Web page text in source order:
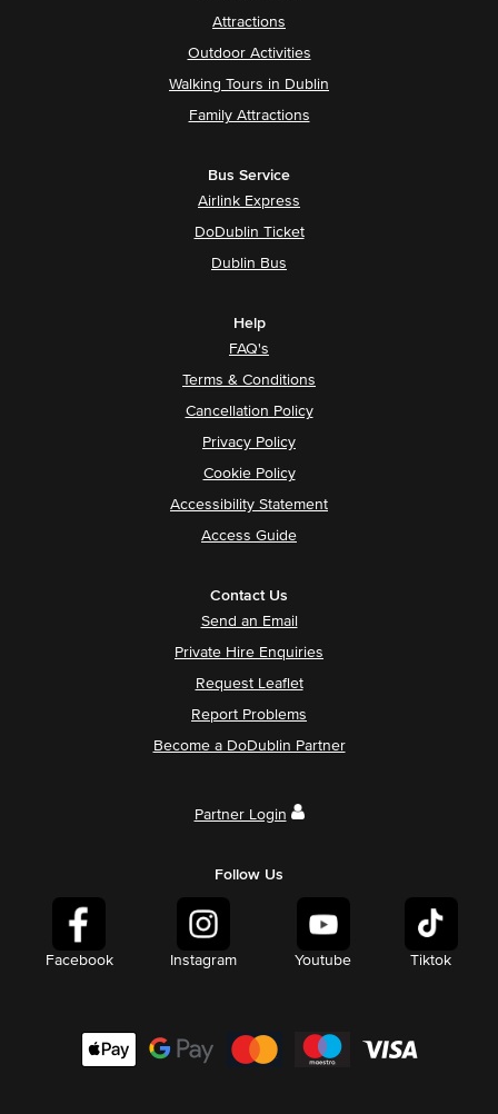
Attractions
Outdoor Activities
Walking Tours in Dublin
Family Attractions
Bus Service
Airlink Express
DoDublin Ticket
Dublin Bus
Help
FAQ's
Terms & Conditions
Cancellation Policy
Privacy Policy
Cookie Policy
Accessibility Statement
Access Guide
Contact Us
Send an Email
Private Hire Enquiries
Request Leaflet
Report Problems
Become a DoDublin Partner
Partner Login
Follow Us
Facebook Instagram Youtube Tiktok